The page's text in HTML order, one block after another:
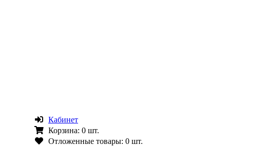
Кабинет
Корзина: 0 шт.
Отложенные товары: 0 шт.